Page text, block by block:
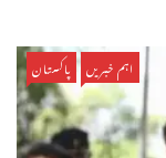
اہم خبریں پاکستان